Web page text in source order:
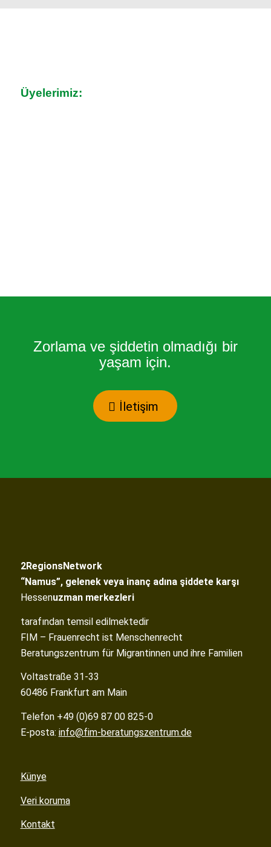
Üyelerimiz:
Zorlama ve şiddetin olmadığı bir
yaşam için.
İletişim
2RegionsNetwork
“Namus”, gelenek veya inanç adına şiddete karşı
Hessenuzman merkezleri
tarafından temsil edilmektedir
FIM – Frauenrecht ist Menschenrecht
Beratungszentrum für Migrantinnen und ihre Familien
Voltastraße 31-33
60486 Frankfurt am Main
Telefon +49 (0)69 87 00 825-0
E-posta: info@fim-beratungszentrum.de
Künye
Veri koruma
Kontakt